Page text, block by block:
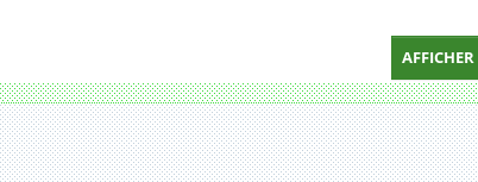
AFFICHER